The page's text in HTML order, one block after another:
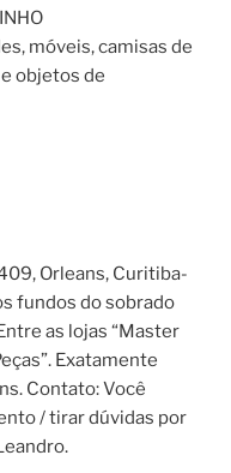
móveis, camisas de
objetos de
Orleans, Curitiba-
fundos do sobrado
as lojas “Master
Exatamente
Contato: Você
/ tirar dúvidas por